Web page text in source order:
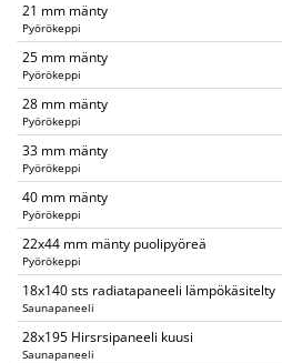
21 mm mänty
Pyörökeppi
25 mm mänty
Pyörökeppi
28 mm mänty
Pyörökeppi
33 mm mänty
Pyörökeppi
40 mm mänty
Pyörökeppi
22x44 mm mänty puolipyöreä
Pyörökeppi
18x140 sts radiatapaneeli lämpökäsitelty
Saunapaneeli
28x195 Hirsrsipaneeli kuusi
Saunapaneeli